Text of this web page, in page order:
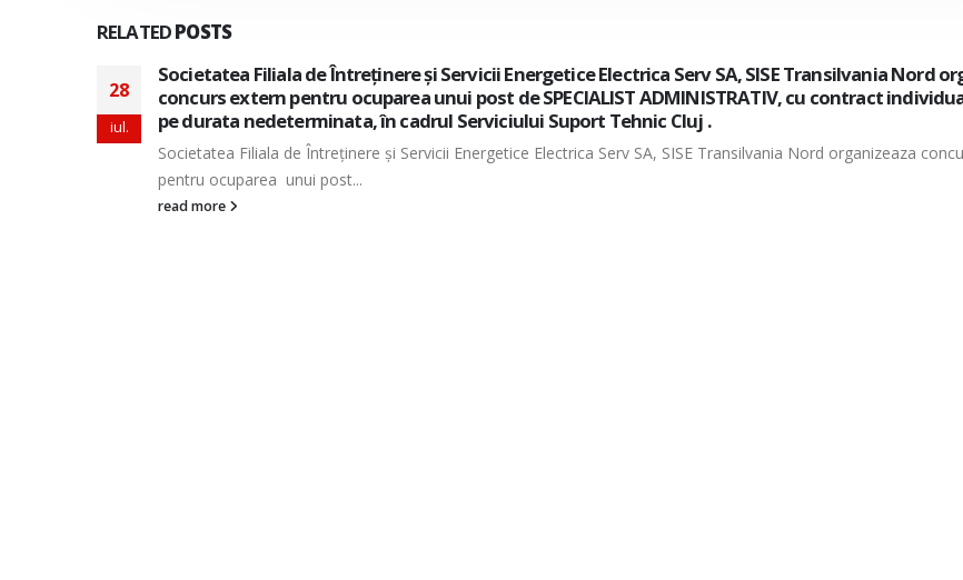
RELATEDPOSTS
28
iul.
Societatea Filiala de Întreţinere şi Servicii Energetice Electrica Serv SA, SISE Transilvania Nord
concurs extern pentru ocuparea unui post de SPECIALIST ADMINISTRATIV, cu contract
pe durata nedeterminata, în cadrul Serviciului Suport Tehnic Cluj .
Societatea Filiala de Întreţinere şi Servicii Energetice Electrica Serv SA, SISE Transilvania Nord organizeaza
pentru ocuparea unui post...
read more